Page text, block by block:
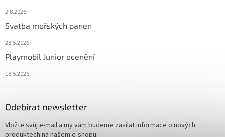
2.8.2026
Svatba mořských panen
28.5.2026
Playmobil Junior ocenění
18.5.2026
Odebírat newsletter
Vložte svůj e-mail a my vám budeme zasílat informace o nových